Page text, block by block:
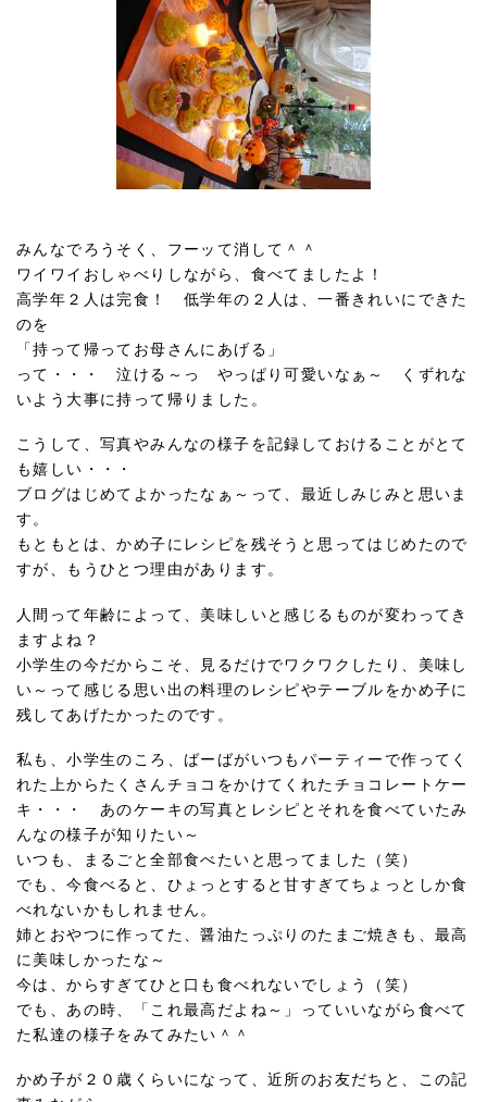
みんなでろうそく、フーッて消して＾＾
ワイワイおしゃべりしながら、食べてましたよ！
高学年２人は完食！ 低学年の２人は、一番きれいにできた
のを
「持って帰ってお母さんにあげる」
って・・・ 泣ける～っ やっぱり可愛いなぁ～ くずれな
いよう大事に持って帰りました。
こうして、写真やみんなの様子を記録しておけることがとて
も嬉しい・・・
ブログはじめてよかったなぁ～って、最近しみじみと思いま
す。
もともとは、かめ子にレシピを残そうと思ってはじめたので
すが、もうひとつ理由があります。
人間って年齢によって、美味しいと感じるものが変わってき
ますよね？
小学生の今だからこそ、見るだけでワクワクしたり、美味し
い～って感じる思い出の料理のレシピやテーブルをかめ子に
残してあげたかったのです。
私も、小学生のころ、ばーばがいつもパーティーで作ってく
れた上からたくさんチョコをかけてくれたチョコレートケー
キ・・・ あのケーキの写真とレシピとそれを食べていたみ
んなの様子が知りたい～
いつも、まるごと全部食べたいと思ってました（笑）
でも、今食べると、ひょっとすると甘すぎてちょっとしか食
べれないかもしれません。
姉とおやつに作ってた、醤油たっぷりのたまご焼きも、最高
に美味しかったな～
今は、からすぎてひと口も食べれないでしょう（笑）
でも、あの時、「これ最高だよね～」っていいながら食べて
た私達の様子をみてみたい＾＾
かめ子が２０歳くらいになって、近所のお友だちと、この記